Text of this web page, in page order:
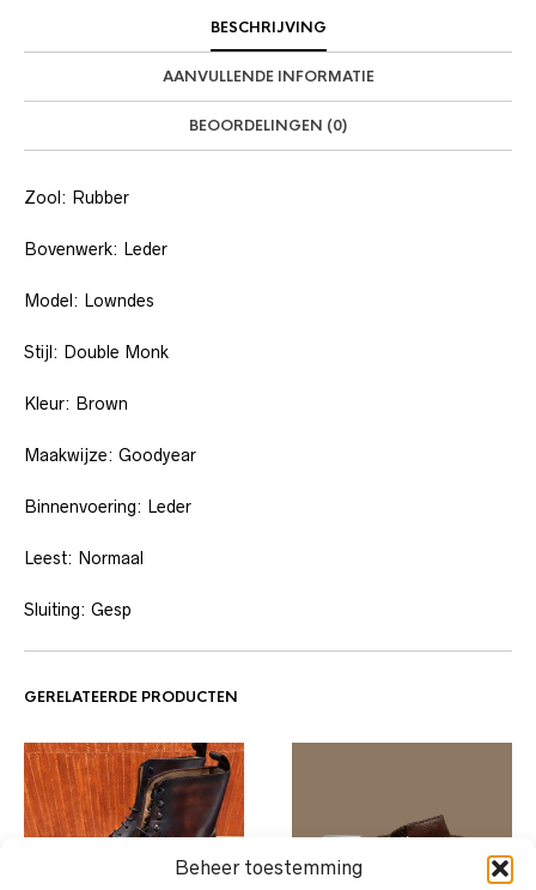
Beheer toestemming
BESCHRIJVING
AANVULLENDE INFORMATIE
BEOORDELINGEN (0)
Zool: Rubber
Bovenwerk: Leder
Model: Lowndes
Stijl: Double Monk
Kleur: Brown
Maakwijze: Goodyear
Binnenvoering: Leder
Leest: Normaal
Sluiting: Gesp
GERELATEERDE PRODUCTEN